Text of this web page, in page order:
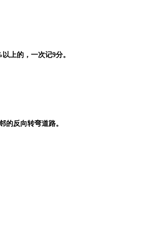
上的，一次记9分。
的反向转弯道路。